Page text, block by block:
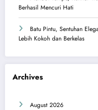
Berhasil Mencuri Hati
Batu Pintu, Sentuhan
Lebih Kokoh dan Berkelas
Archives
August 2026